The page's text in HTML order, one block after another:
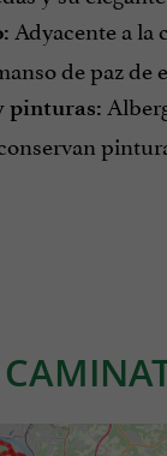
Adyacente a la
de paz de
pinturas: